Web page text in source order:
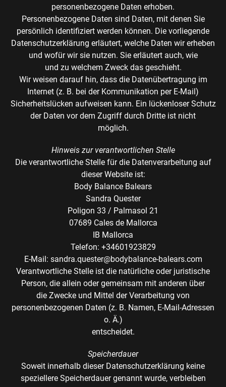
personenbezogene Daten erhoben.
Personenbezogene Daten sind Daten, mit denen Sie
persönlich identifiziert werden können. Die vorliegende
Datenschutzerklärung erläutert, welche Daten wir erheben
und wofür wir sie nutzen. Sie erläutert auch, wie
und zu welchem Zweck das geschieht.
Wir weisen darauf hin, dass die Datenübertragung im
Internet (z. B. bei der Kommunikation per E-Mail)
Sicherheitslücken aufweisen kann. Ein lückenloser Schutz
der Daten vor dem Zugriff durch Dritte ist nicht
möglich.
Hinweis zur verantwortlichen Stelle
Die verantwortliche Stelle für die Datenverarbeitung auf
dieser Website ist:
Body Balance Balears
Sandra Quester
Poligon 33 / Palmasol 21
07689 Cales de Mallorca
IB Mallorca
Telefon: +34601923829
E-Mail: sandra.quester@bodybalance-balears.com
Verantwortliche Stelle ist die natürliche oder juristische
Person, die allein oder gemeinsam mit anderen über
die Zwecke und Mittel der Verarbeitung von
personenbezogenen Daten (z. B. Namen, E-Mail-Adressen
o. Ä.)
entscheidet.
Speicherdauer
Soweit innerhalb dieser Datenschutzerklärung keine
speziellere Speicherdauer genannt wurde, verbleiben